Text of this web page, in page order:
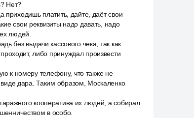
Нет?
приходишь платить, дайте, даёт свои
свои реквизиты надо давать, надо
людей.
без выдачи кассового чека, так как
либо принуждал произвести
к номеру телефону, что также не
дара. Таким образом, Москаленко
кооператива их людей, а собирал
в особо.